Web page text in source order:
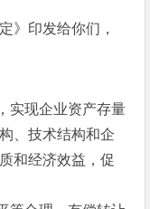
》印发给你们，
实现企业资产存量
、技术结构和企
和经济效益，促